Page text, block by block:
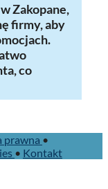
Zakopane,
firmy, aby
co
prawna •
• Kontakt